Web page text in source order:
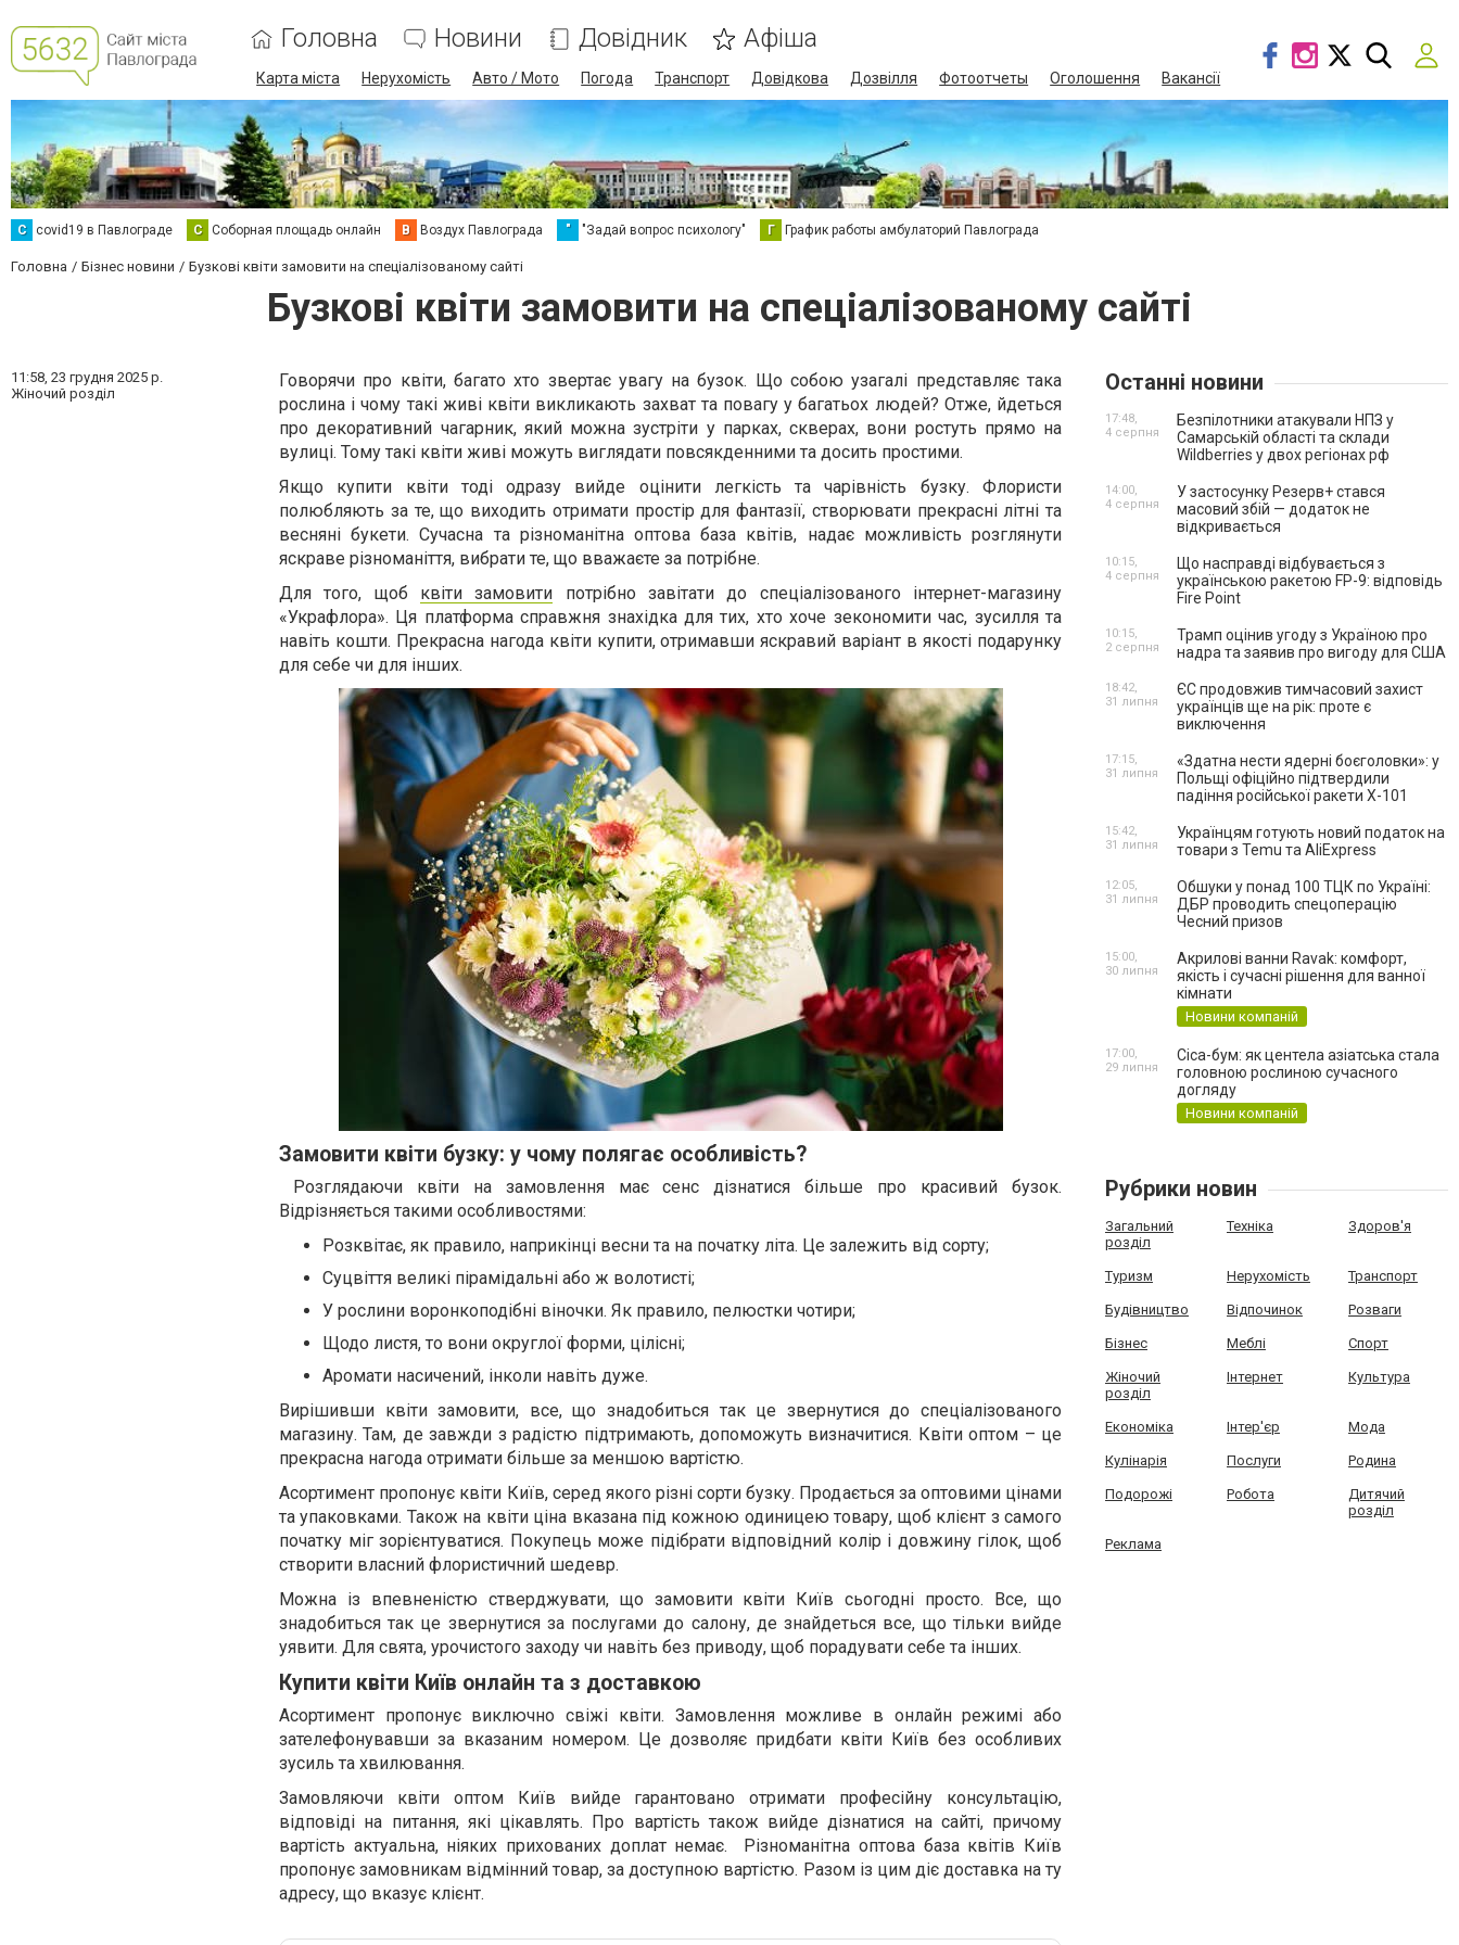
Головна Новини Довідник Афіша
Карта міста Нерухомість Авто / Мото Погода Транспорт Довідкова Дозвілля Фотоотчеты Оголошення Вакансії
C covid19 в Павлограде С Соборная площадь онлайн В Воздух Павлограда " "Задай вопрос психологу" Г График работы амбулаторий Павлограда
Головна Бізнес новини Бузкові квіти замовити на спеціалізованому сайті
Бузкові квіти замовити на спеціалізованому сайті
11:58, 23 грудня 2025 р.
Жіночий розділ
Говорячи про квіти, багато хто звертає увагу на бузок. Що собою узагалі представляє така
рослина і чому такі живі квіти викликають захват та повагу у багатьох людей? Отже, йдеться
про декоративний чагарник, який можна зустріти у парках, скверах, вони ростуть прямо на
вулиці. Тому такі квіти живі можуть виглядати повсякденними та досить простими.
Якщо купити квіти тоді одразу вийде оцінити легкість та чарівність бузку. Флористи
полюбляють за те, що виходить отримати простір для фантазії, створювати прекрасні літні та
весняні букети. Сучасна та різноманітна оптова база квітів, надає можливість розглянути
яскраве різноманіття, вибрати те, що вважаєте за потрібне.
Для того, щоб квіти замовити потрібно завітати до спеціалізованого інтернет-магазину
«Украфлора». Ця платформа справжня знахідка для тих, хто хоче зекономити час, зусилля та
навіть кошти. Прекрасна нагода квіти купити, отримавши яскравий варіант в якості подарунку
для себе чи для інших.
Замовити квіти бузку: у чому полягає особливість?
Розглядаючи квіти на замовлення має сенс дізнатися більше про красивий бузок.
Відрізняється такими особливостями:
Розквітає, як правило, наприкінці весни та на початку літа. Це залежить від сорту;
Суцвіття великі пірамідальні або ж волотисті;
У рослини воронкоподібні віночки. Як правило, пелюстки чотири;
Щодо листя, то вони округлої форми, цілісні;
Аромати насичений, інколи навіть дуже.
Вирішивши квіти замовити, все, що знадобиться так це звернутися до спеціалізованого
магазину. Там, де завжди з радістю підтримають, допоможуть визначитися. Квіти оптом – це
прекрасна нагода отримати більше за меншою вартістю.
Асортимент пропонує квіти Київ, серед якого різні сорти бузку. Продається за оптовими цінами
та упаковками. Також на квіти ціна вказана під кожною одиницею товару, щоб клієнт з самого
початку міг зорієнтуватися. Покупець може підібрати відповідний колір і довжину гілок, щоб
створити власний флористичний шедевр.
Можна із впевненістю стверджувати, що замовити квіти Київ сьогодні просто. Все, що
знадобиться так це звернутися за послугами до салону, де знайдеться все, що тільки вийде
уявити. Для свята, урочистого заходу чи навіть без приводу, щоб порадувати себе та інших.
Купити квіти Київ онлайн та з доставкою
Асортимент пропонує виключно свіжі квіти. Замовлення можливе в онлайн режимі або
зателефонувавши за вказаним номером. Це дозволяє придбати квіти Київ без особливих
зусиль та хвилювання.
Замовляючи квіти оптом Київ вийде гарантовано отримати професійну консультацію,
відповіді на питання, які цікавлять. Про вартість також вийде дізнатися на сайті, причому
вартість актуальна, ніяких прихованих доплат немає. Різноманітна оптова база квітів Київ
пропонує замовникам відмінний товар, за доступною вартістю. Разом із цим діє доставка на ту
адресу, що вказує клієнт.
Останні новини
Безпілотники атакували НПЗ у
Самарській області та склади
Wildberries у двох регіонах рф
17:48,
4 серпня
У застосунку Резерв+ стався
масовий збій — додаток не
відкривається
14:00,
4 серпня
Що насправді відбувається з
українською ракетою FP-9: відповідь
Fire Point
10:15,
4 серпня
Трамп оцінив угоду з Україною про
надра та заявив про вигоду для США
10:15,
2 серпня
ЄС продовжив тимчасовий захист
українців ще на рік: проте є
виключення
18:42,
31 липня
«Здатна нести ядерні боєголовки»: у
Польщі офіційно підтвердили
падіння російської ракети Х-101
17:15,
31 липня
Українцям готують новий податок на
товари з Temu та AliExpress
15:42,
31 липня
Обшуки у понад 100 ТЦК по Україні:
ДБР проводить спецоперацію
Чесний призов
12:05,
31 липня
Акрилові ванни Ravak: комфорт,
якість і сучасні рішення для ванної
кімнати
Новини компаній
15:00,
30 липня
Cica-бум: як центела азіатська стала
головною рослиною сучасного
догляду
Новини компаній
17:00,
29 липня
Рубрики новин
Загальний
розділ
Техніка Здоров'я
Туризм Нерухомість Транспорт
Будівництво Відпочинок Розваги
Бізнес Меблі Спорт
Жіночий
розділ
Інтернет Культура
Економіка Інтер'єр Мода
Кулінарія Послуги Родина
Подорожі Робота
Дитячий
розділ
Реклама